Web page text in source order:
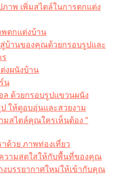
าพ เพิ่มสไตล์ในการตกแต่ง
ตกแต่งบ้าน
บ้านของคุณด้วยกรอบรูปและ
งผนังบ้าน
น
ด้วยกรอบรูปแขวนผนัง
ให้ดูอบอุ่นและสวยงาม
มสไตล์คุณใครเห็นต้อง ”
ด้วย ภาพท่องเที่ยว
วามสดใสให้กับพื้นที่ของคุณ
งบรรยากาศใหม่ให้เข้ากับคุณ